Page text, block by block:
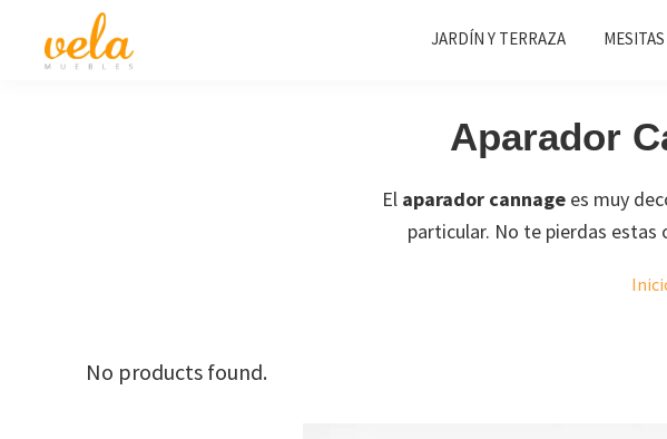
JARDÍN Y TERRAZA
Aparador
El aparador cannage es muy
particular. No te pierdas
No products found.